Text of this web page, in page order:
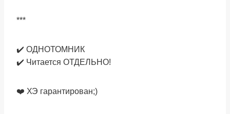
***
✔️ ОДНОТОМНИК
✔️ Читается ОТДЕЛЬНО!
❤️ ХЭ гарантирован;)